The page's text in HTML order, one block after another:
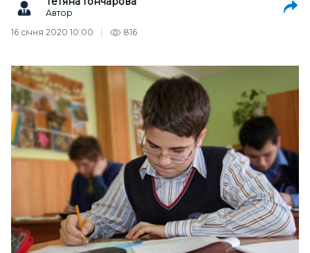
Автор
16 січня 2020 10:00
816